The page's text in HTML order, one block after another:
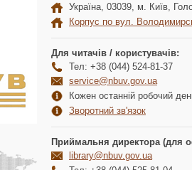
Україна, 03039, м. Київ,
Корпус по вул.
Для читачів / користувачів:
Тел: +38 (044) 524-81-37
service@nbuv.gov.ua
Кожен останній робочий
Зворотний зв'язок
Приймальня директора (для
library@nbuv.gov.ua